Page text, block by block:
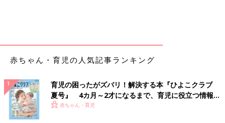
赤ちゃん・育児の人気記事ランキング
育児の困ったがズバリ！解決する本『ひよこクラブ
夏号』 4カ月～2才になるまで、育児に役立つ情報が
いっぱい！
赤ちゃん・育児